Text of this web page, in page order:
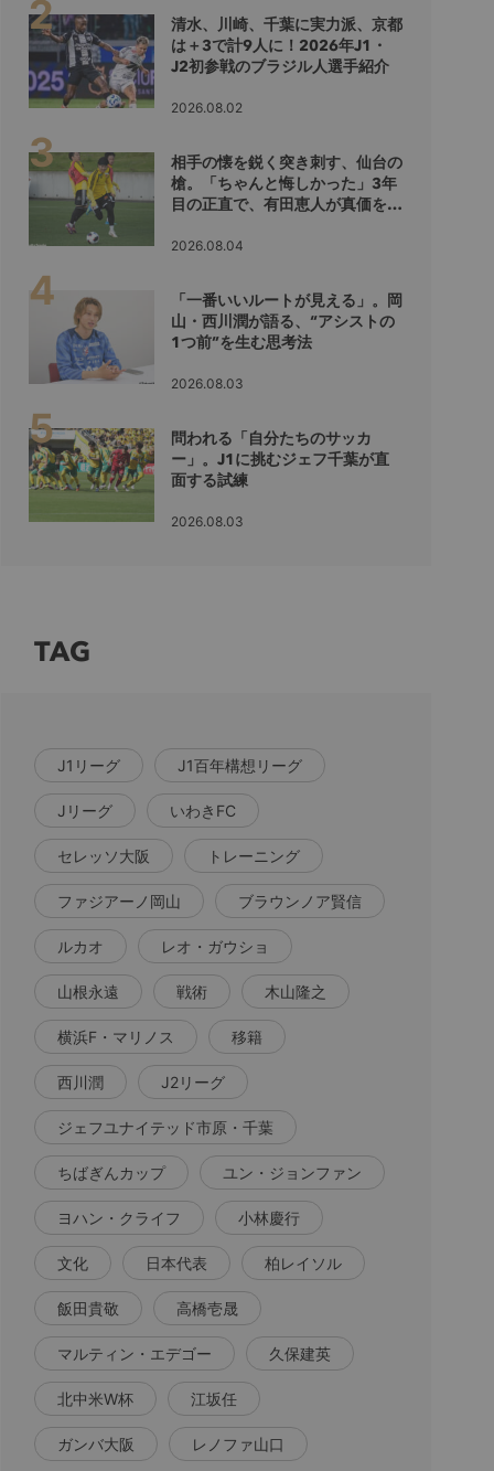
清水、川崎、千葉に実力派、京都
は＋3で計9人に！2026年J1・
J2初参戦のブラジル人選手紹介
2026.08.02
相手の懐を鋭く突き刺す、仙台の
槍。「ちゃんと悔しかった」3年
目の正直で、有田恵人が真価を示
2026.08.04
「一番いいルートが見える」。岡
山・西川潤が語る、“アシストの
1つ前”を生む思考法
2026.08.03
問われる「自分たちのサッカ
ー」。J1に挑むジェフ千葉が直
面する試練
2026.08.03
TAG
J1リーグ J1百年構想リーグ
Jリーグ いわきFC
セレッソ大阪 トレーニング
ファジアーノ岡山 ブラウンノア賢信
ルカオ レオ・ガウショ
山根永遠 戦術 木山隆之
横浜F・マリノス 移籍
西川潤 J2リーグ
ジェフユナイテッド市原・千葉
ちばぎんカップ ユン・ジョンファン
ヨハン・クライフ 小林慶行
文化 日本代表 柏レイソル
飯田貴敬 高橋壱晟
マルティン・エデゴー 久保建英
北中米W杯 江坂任
ガンバ大阪 レノファ山口